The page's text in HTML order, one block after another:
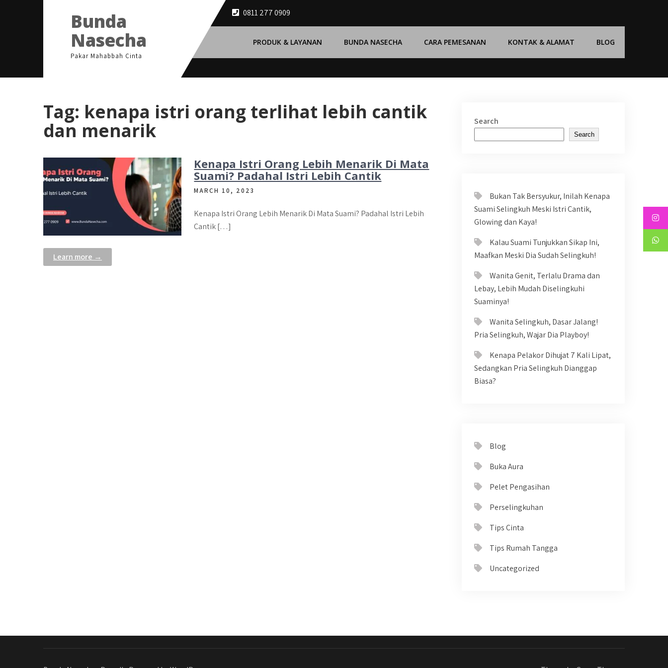
0811 277 0909
Bunda
Nasecha
Pakar Mahabbah Cinta
PRODUK & LAYANAN BUNDA NASECHA CARA PEMESANAN KONTAK & ALAMAT BLOG
Tag: kenapa istri orang terlihat lebih cantik
dan menarik
Kenapa Istri Orang Lebih Menarik Di Mata
Suami? Padahal Istri Lebih Cantik
MARCH 10, 2023
Kenapa Istri Orang Lebih Menarik Di Mata Suami? Padahal Istri Lebih
Cantik […]
Learn more →
Search
Search
Bukan Tak Bersyukur, Inilah Kenapa
Suami Selingkuh Meski Istri Cantik,
Glowing dan Kaya!
Kalau Suami Tunjukkan Sikap Ini,
Maafkan Meski Dia Sudah Selingkuh!
Wanita Genit, Terlalu Drama dan
Lebay, Lebih Mudah Diselingkuhi
Suaminya!
Wanita Selingkuh, Dasar Jalang!
Pria Selingkuh, Wajar Dia Playboy!
Kenapa Pelakor Dihujat 7 Kali Lipat,
Sedangkan Pria Selingkuh Dianggap
Biasa?
Blog
Buka Aura
Pelet Pengasihan
Perselingkuhan
Tips Cinta
Tips Rumah Tangga
Uncategorized